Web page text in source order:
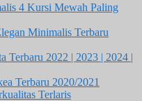
4 Kursi Mewah Paling
Minimalis Terbaru
Terbaru 2022 | 2023 | 2024 |
Terbaru 2020/2021
Terlaris